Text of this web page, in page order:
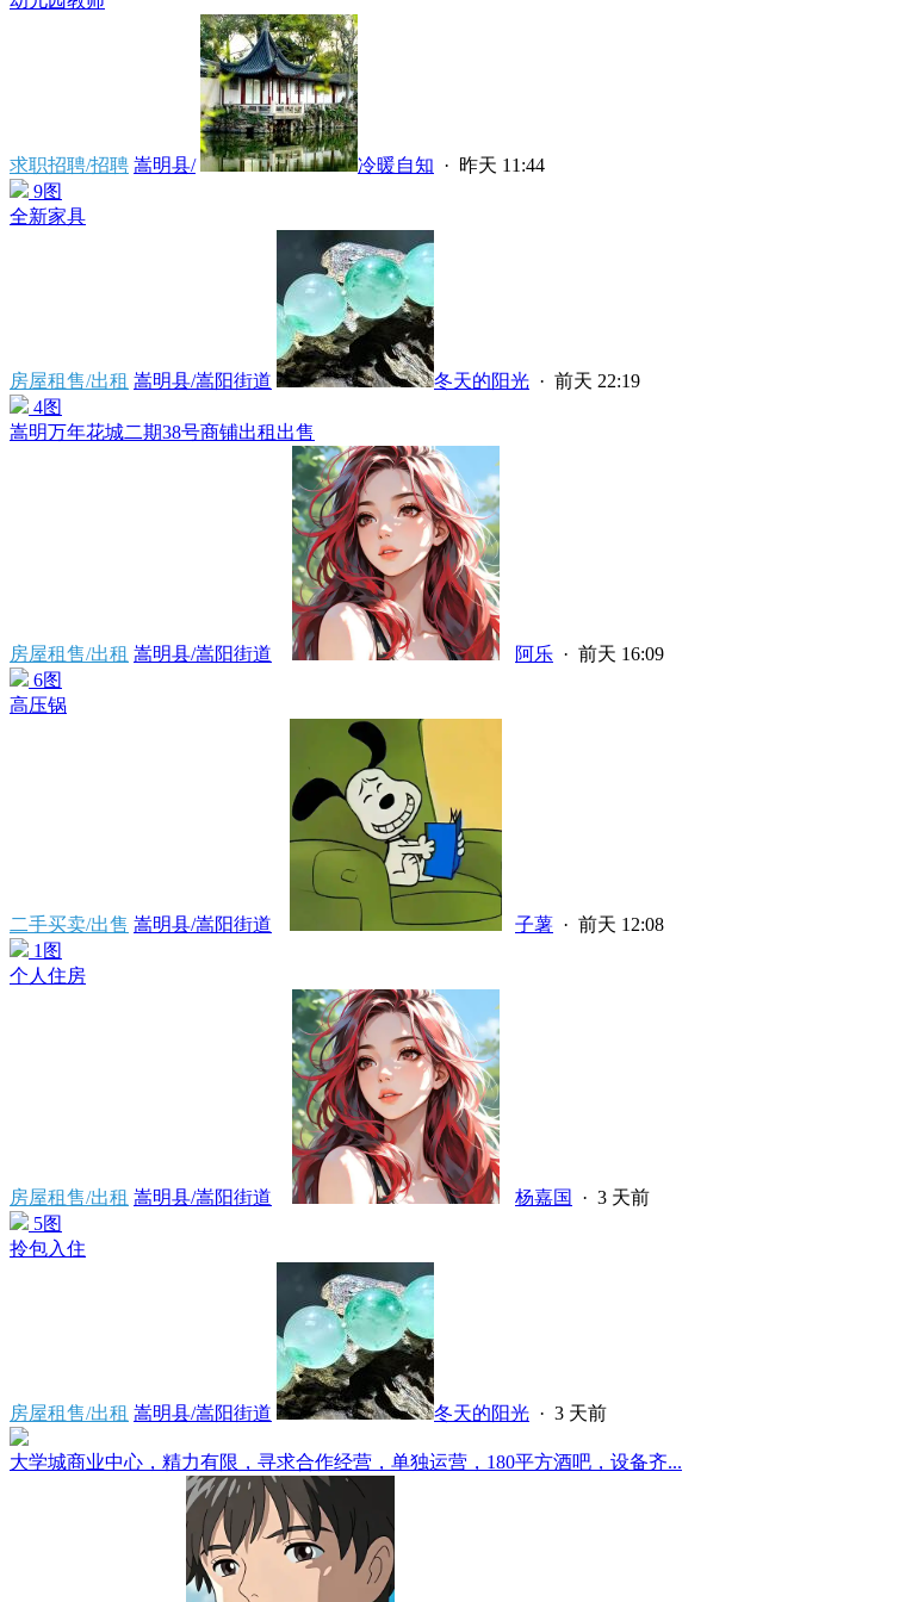
求职招聘/招聘 嵩明县/ 冷暖自知 · 昨天 11:44
9图
全新家具
房屋租售/出租 嵩明县/嵩阳街道 冬天的阳光 · 前天 22:19
4图
嵩明万年花城二期38号商铺出租出售
房屋租售/出租 嵩明县/嵩阳街道 阿乐 · 前天 16:09
6图
高压锅
二手买卖/出售 嵩明县/嵩阳街道 子薯 · 前天 12:08
1图
个人住房
房屋租售/出租 嵩明县/嵩阳街道 杨嘉国 · 3 天前
5图
拎包入住
房屋租售/出租 嵩明县/嵩阳街道 冬天的阳光 · 3 天前
大学城商业中心，精力有限，寻求合作经营，单独运营，180平方酒吧，设备齐...